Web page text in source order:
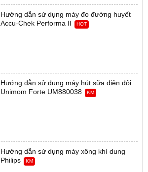
Hướng dẫn sử dụng máy đo đường huyết
Accu-Chek Performa II
HOT
Hướng dẫn sử dụng máy hút sữa điện đôi
Unimom Forte UM880038
KM
Hướng dẫn sử dụng máy xông khí dung
Philips
KM